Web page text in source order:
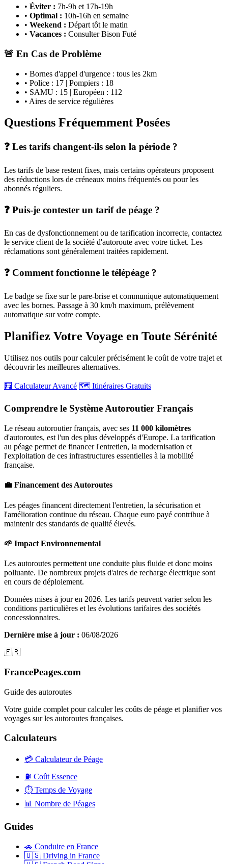
• Éviter : 7h-9h et 17h-19h
• Optimal : 10h-16h en semaine
• Weekend : Départ tôt le matin
• Vacances : Consulter Bison Futé
🚨 En Cas de Problème
• Bornes d'appel d'urgence : tous les 2km
• Police : 17 | Pompiers : 18
• SAMU : 15 | Européen : 112
• Aires de service régulières
Questions Fréquemment Posées
❓ Les tarifs changent-ils selon la période ?
Les tarifs de base restent fixes, mais certains opérateurs proposent
des réductions lors de créneaux moins fréquentés ou pour les
abonnés réguliers.
❓ Puis-je contester un tarif de péage ?
En cas de dysfonctionnement ou de tarification incorrecte, contactez
le service client de la société d'autoroute avec votre ticket. Les
réclamations sont généralement traitées rapidement.
❓ Comment fonctionne le télépéage ?
Le badge se fixe sur le pare-brise et communique automatiquement
avec les bornes. Passage à 30 km/h maximum, prélèvement
automatique sur votre compte.
Planifiez Votre Voyage en Toute Sérénité
Utilisez nos outils pour calculer précisément le coût de votre trajet et
découvrir les meilleures alternatives.
🧮 Calculateur Avancé 🗺️ Itinéraires Gratuits
Comprendre le Système Autoroutier Français
Le réseau autoroutier français, avec ses 11 000 kilomètres
d'autoroutes, est l'un des plus développés d'Europe. La tarification
au péage permet de financer l'entretien, la modernisation et
l'exploitation de ces infrastructures essentielles à la mobilité
française.
💼 Financement des Autoroutes
Les péages financent directement l'entretien, la sécurisation et
l'amélioration continue du réseau. Chaque euro payé contribue à
maintenir des standards de qualité élevés.
🌱 Impact Environnemental
Les autoroutes permettent une conduite plus fluide et donc moins
polluante. De nombreux projets d'aires de recharge électrique sont
en cours de déploiement.
Données mises à jour en 2026. Les tarifs peuvent varier selon les
conditions particulières et les évolutions tarifaires des sociétés
concessionnaires.
Dernière mise à jour : 06/08/2026
🇫🇷
FrancePeages.com
Guide des autoroutes
Votre guide complet pour calculer les coûts de péage et planifier vos
voyages sur les autoroutes françaises.
Calculateurs
💳 Calculateur de Péage
⛽ Coût Essence
⏱️ Temps de Voyage
📊 Nombre de Péages
Guides
🚗 Conduire en France
🇺🇸 Driving in France